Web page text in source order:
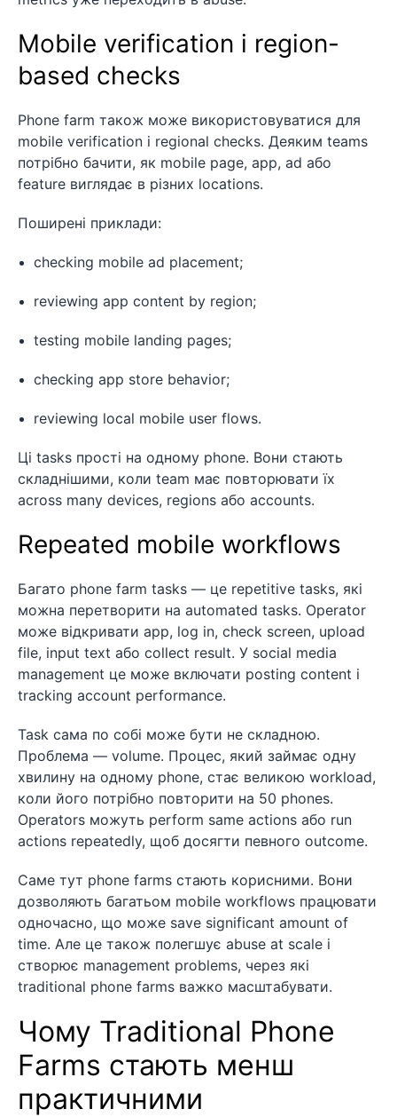
Mobile verification і region-
based checks
Phone farm також може використовуватися для
mobile verification і regional checks. Деяким teams
потрібно бачити, як mobile page, app, ad або
feature виглядає в різних locations.
Поширені приклади:
checking mobile ad placement;
reviewing app content by region;
testing mobile landing pages;
checking app store behavior;
reviewing local mobile user flows.
Ці tasks прості на одному phone. Вони стають
складнішими, коли team має повторювати їх
across many devices, regions або accounts.
Repeated mobile workflows
Багато phone farm tasks — це repetitive tasks, які
можна перетворити на automated tasks. Operator
може відкривати app, log in, check screen, upload
file, input text або collect result. У social media
management це може включати posting content і
tracking account performance.
Task сама по собі може бути не складною.
Проблема — volume. Процес, який займає одну
хвилину на одному phone, стає великою workload,
коли його потрібно повторити на 50 phones.
Operators можуть perform same actions або run
actions repeatedly, щоб досягти певного outcome.
Саме тут phone farms стають корисними. Вони
дозволяють багатьом mobile workflows працювати
одночасно, що може save significant amount of
time. Але це також полегшує abuse at scale і
створює management problems, через які
traditional phone farms важко масштабувати.
Чому Traditional Phone
Farms стають менш
практичними